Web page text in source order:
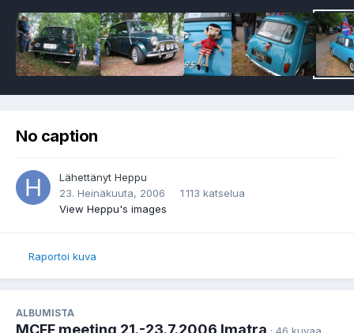
No caption
Lähettänyt Heppu
23. Heinäkuuta, 2006
1 113 katselua
View Heppu's images
Raportoi kuva
ALBUMISTA
MCFF meeting 21.-23.7.2006 Imatra